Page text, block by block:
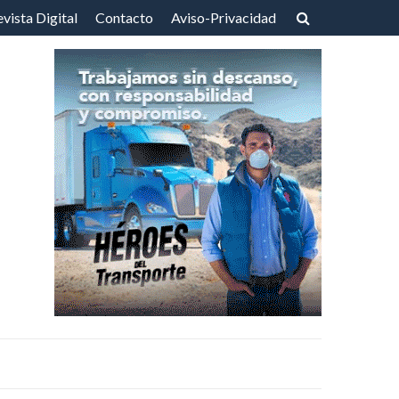
Digital Contacto Aviso-Privacidad